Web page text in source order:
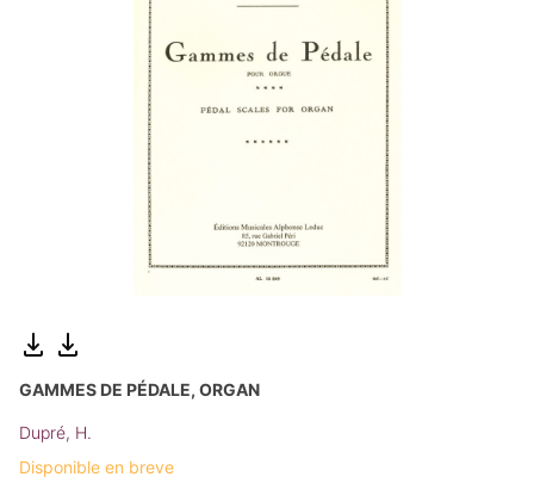
GAMMES DE PÉDALE, ORGAN
Dupré, H.
Disponible en breve